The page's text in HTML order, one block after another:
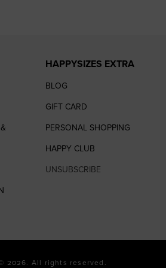
HAPPYSIZES EXTRA
BLOG
GIFT CARD
PERSONAL SHOPPING
HAPPY CLUB
UNSUBSCRIBE
2026. All rights reserved.